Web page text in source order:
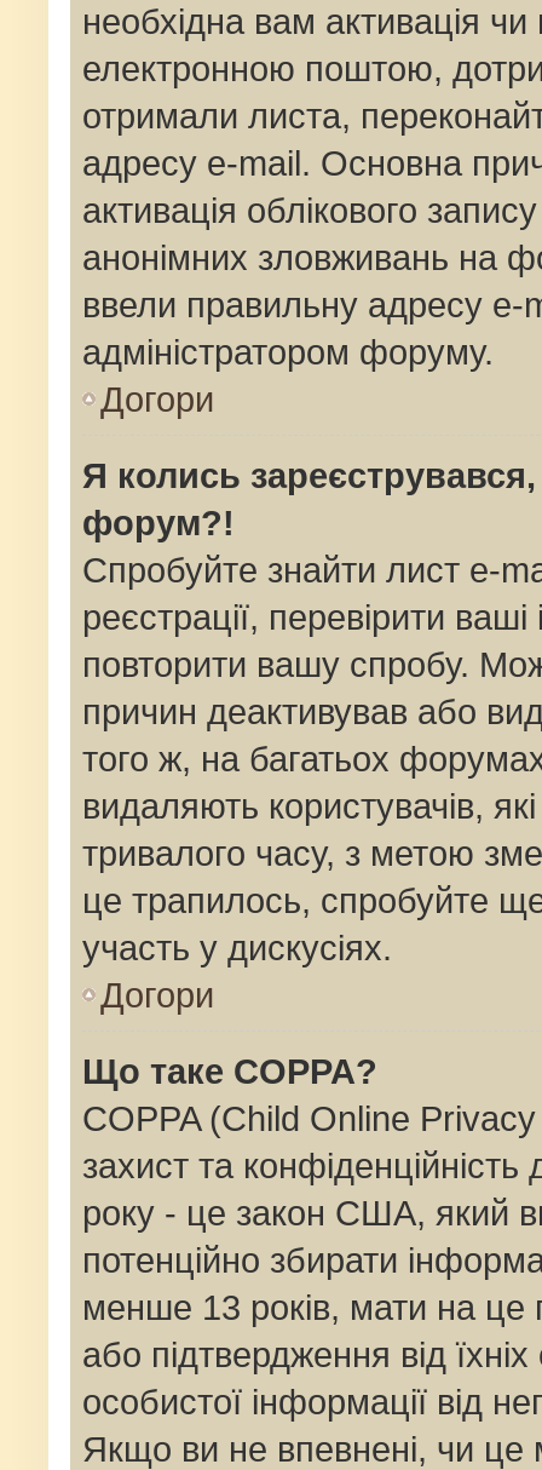
необхідна вам активація
електронною поштою,
отримали листа,
адресу e-mail. Основна
активація облікового
анонімних зловживань на
ввели правильну адресу e-
адміністратором форуму.
Догори
Я колись
форум?!
Спробуйте знайти лист e-
реєстрації, перевірити
повторити вашу спробу.
причин деактивував або
того ж, на багатьох
видаляють користувачів,
тривалого часу, з метою
це трапилось, спробуйте
участь у дискусіях.
Догори
Що таке COPPA?
COPPA (Child Online
захист та конфіденційність
року - це закон США, який
потенційно збирати
менше 13 років, мати на це
або підтвердження від
особистої інформації від
Якщо ви не впевнені, чи